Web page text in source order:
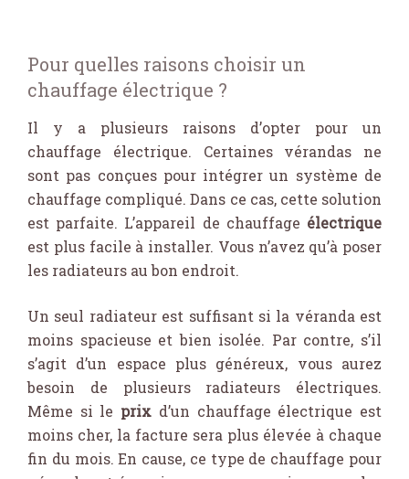
Pour quelles raisons choisir un
chauffage électrique ?
Il y a plusieurs raisons d’opter pour un
chauffage électrique. Certaines vérandas ne
sont pas conçues pour intégrer un système de
chauffage compliqué. Dans ce cas, cette solution
est parfaite. L’appareil de chauffage électrique
est plus facile à installer. Vous n’avez qu’à poser
les radiateurs au bon endroit.
Un seul radiateur est suffisant si la véranda est
moins spacieuse et bien isolée. Par contre, s’il
s’agit d’un espace plus généreux, vous aurez
besoin de plusieurs radiateurs électriques.
Même si le prix d’un chauffage électrique est
moins cher, la facture sera plus élevée à chaque
fin du mois. En cause, ce type de chauffage pour